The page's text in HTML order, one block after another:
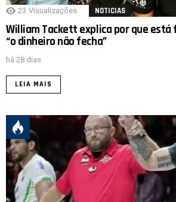
23 Visualizações NOTICIAS
William Tackett explica por que está
“o dinheiro não fecha”
há 28 dias
LEIA MAIS